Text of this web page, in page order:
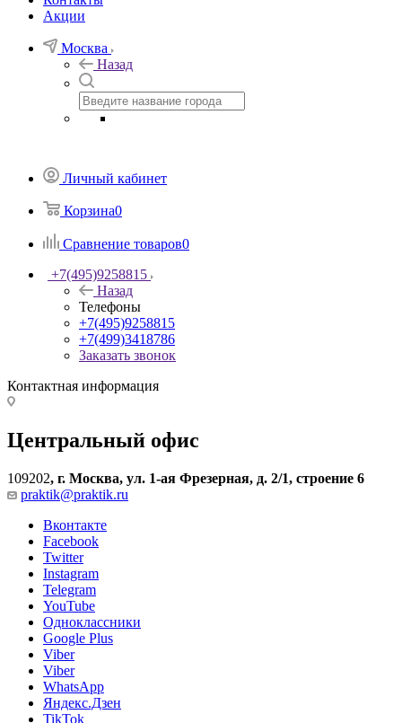
Акции
Москва
Назад
Личный кабинет
Корзина0
Сравнение товаров0
+7(495)9258815
Назад
Телефоны
+7(495)9258815
+7(499)3418786
Заказать звонок
Контактная информация
Центральный офис
109202, г. Москва, ул. 1-ая Фрезерная, д. 2/1, строение 6
praktik@praktik.ru
Вконтакте
Facebook
Twitter
Instagram
Telegram
YouTube
Одноклассники
Google Plus
Viber
Viber
WhatsApp
Яндекс.Дзен
TikTok